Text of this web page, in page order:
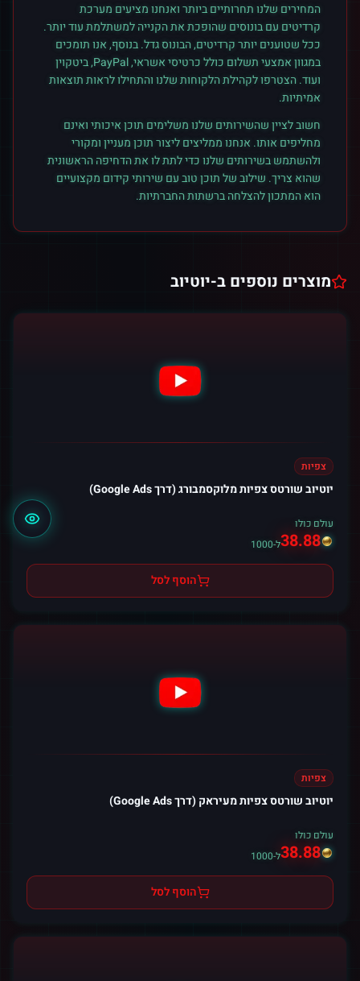
המחירים שלנו תחרותיים ביותר ואנחנו מציעים מערכת
קרדיטים עם בונוסים שהופכת את הקנייה למשתלמת עוד יותר.
ככל שטוענים יותר קרדיטים, הבונוס גדל. בנוסף, אנו תומכים
במגוון אמצעי תשלום כולל כרטיסי אשראי, PayPal, ביטקוין
ועוד. הצטרפו לקהילת הלקוחות שלנו והתחילו לראות תוצאות
אמיתיות.
חשוב לציין שהשירותים שלנו משלימים תוכן איכותי ואינם
מחליפים אותו. אנחנו ממליצים ליצור תוכן מעניין ומקורי
ולהשתמש בשירותים שלנו כדי לתת לו את הדחיפה הראשונית
שהוא צריך. שילוב של תוכן טוב עם שירותי קידום מקצועיים
הוא המתכון להצלחה ברשתות החברתיות.
מוצרים נוספים ב-יוטיוב
צפיות
יוטיוב שורטס צפיות מלוקסמבורג (דרך Google Ads)
עולם כולו
38.88ל-1000
הוסף לסל
צפיות
יוטיוב שורטס צפיות מעיראק (דרך Google Ads)
עולם כולו
38.88ל-1000
הוסף לסל